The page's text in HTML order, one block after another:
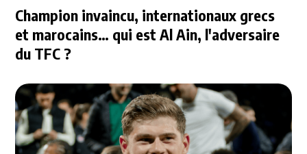
Champion invaincu, internationaux grecs
et marocains… qui est Al Ain, l'adversaire
du TFC ?